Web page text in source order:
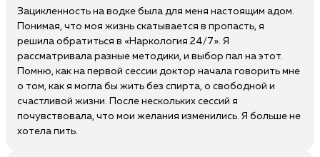
Зацикленность на водке была для меня настоящим адом.
Понимая, что моя жизнь скатывается в пропасть, я
решила обратиться в «Наркология 24/7». Я
рассматривала разные методики, и выбор пал на этот.
Помню, как на первой сессии доктор начала говорить мне
о том, как я могла бы жить без спирта, о свободной и
счастливой жизни. После нескольких сессий я
почувствовала, что мои желания изменились. Я больше не
хотела пить.